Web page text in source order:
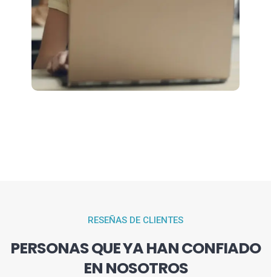
RESEÑAS DE CLIENTES
PERSONAS QUE YA HAN CONFIADO
EN NOSOTROS